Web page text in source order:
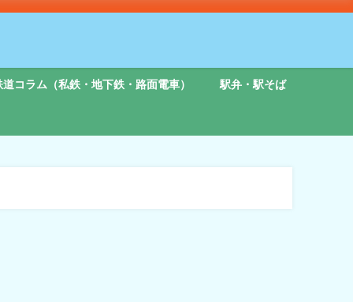
道コラム（私鉄・地下鉄・路面電車） 駅弁・駅そば